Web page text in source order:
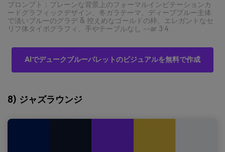
プロンプト：プレーンな背景上のフォーマルインビテーションカ
ードグラフィックデザイン、冬ガラテーマ、ディープブルー主体
で淡いブルーのグラデ & 控えめなゴールドの枠、エレガントなセ
リフ体タイポグラフィ、手やテーブルなし --ar 3:4
AIでデュークブルーパレットのビジュアルを無料で作成
8) ジャズラウンジ